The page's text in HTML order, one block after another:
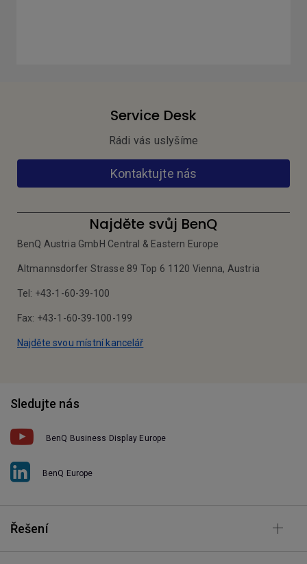
Service Desk
Rádi vás uslyšíme
Kontaktujte nás
Najděte svůj BenQ
BenQ Austria GmbH Central & Eastern Europe
Altmannsdorfer Strasse 89 Top 6 1120 Vienna, Austria
Tel: +43-1-60-39-100
Fax: +43-1-60-39-100-199
Najděte svou místní kancelář
Sledujte nás
BenQ Business Display Europe
BenQ Europe
Řešení